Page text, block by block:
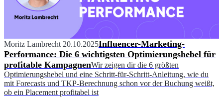
Moritz Lambrecht 20.10.2025Influencer-Marketing-
Performance: Die 6 wichtigsten Optimierungshebel für
profitable KampagnenWir zeigen dir die 6 größten
Optimierungshebel und eine Schritt-für-Schritt-Anleitung, wie du
mit Forecasts und TKP-Berechnung schon vor der Buchung weißt,
ob ein Placement profitabel ist